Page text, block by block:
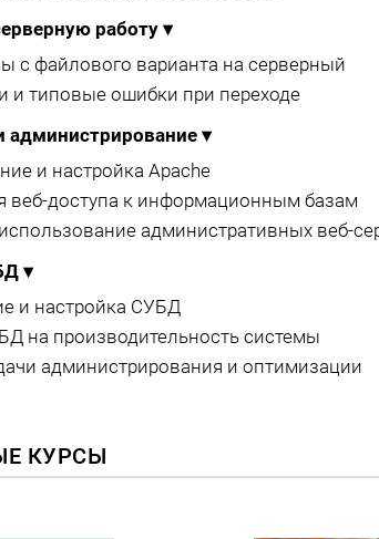
работу▾
с файлового варианта на серверный
и типовые ошибки при переходе
администрирование ▾
и настройка Apache
веб-доступа к информационным базам
административных веб-
▾
и настройка СУБД
на производительность системы
администрирования и оптимизации
КУРСЫ